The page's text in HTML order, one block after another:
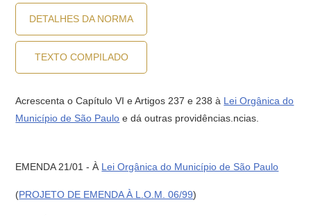
DETALHES DA NORMA
TEXTO COMPILADO
Acrescenta o Capítulo VI e Artigos 237 e 238 à Lei Orgânica do
Município de São Paulo e dá outras providências.ncias.
EMENDA 21/01 - À Lei Orgânica do Município de São Paulo
(PROJETO DE EMENDA À L.O.M. 06/99)